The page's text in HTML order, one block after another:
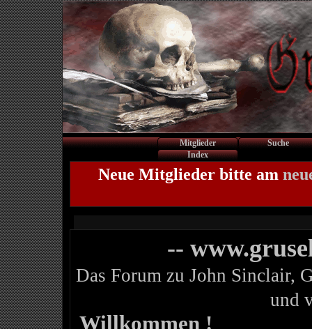
Mitglieder
Suche
Index
Neue Mitglieder bitte am
--
Das Forum zu John Sinclair,
und
Willkommen !